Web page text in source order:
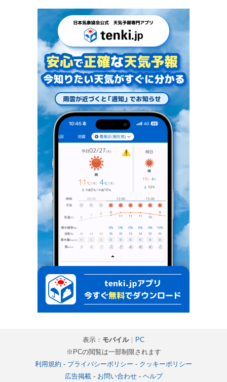
表示： モバイル｜ PC
※PCの閲覧は一部制限されます
利用規約 - プライバシーポリシー - クッキーポリシー
広告掲載- お問い合わせ- ヘルプ